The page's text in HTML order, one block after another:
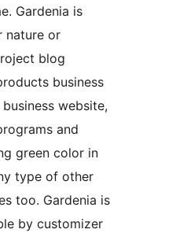
Gardenia is
nature or
blog
business
website,
and
green color in
type of other
too. Gardenia is
by customizer